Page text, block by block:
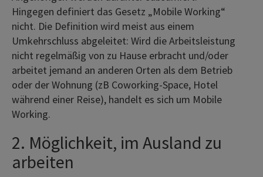
Hingegen definiert das Gesetz „Mobile Working“
nicht. Die Definition wird meist aus einem
Umkehrschluss abgeleitet: Wird die Arbeitsleistung
nicht regelmäßig von zu Hause erbracht und/oder
arbeitet jemand an anderen Orten als dem Betrieb
oder der Wohnung (zB Coworking-Space, Hotel
während einer Reise), handelt es sich um Mobile
Working.
2. Möglichkeit, im Ausland zu
arbeiten